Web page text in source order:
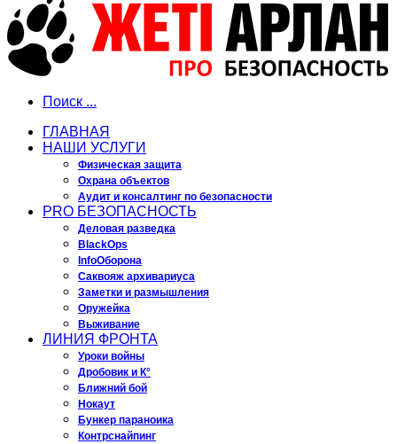
Поиск ...
ГЛАВНАЯ
НАШИ УСЛУГИ
Физическая защита
Охрана объектов
Аудит и консалтинг по безопасности
PRO БЕЗОПАСНОСТЬ
Деловая разведка
BlackOps
InfoОборона
Саквояж архивариуса
Заметки и размышления
Оружейка
Выживание
ЛИНИЯ ФРОНТА
Уроки войны
Дробовик и К°
Ближний бой
Нокаут
Бункер параноика
Контрснайпинг